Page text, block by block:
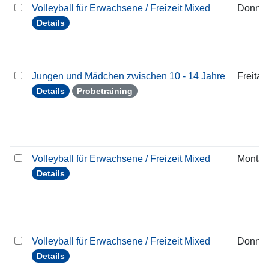
Volleyball für Erwachsene / Freizeit Mixed
Details
Jungen und Mädchen zwischen 10 - 14 Jahre
Details Probetraining
Freitag
Volleyball für Erwachsene / Freizeit Mixed
Details
Montag
Volleyball für Erwachsene / Freizeit Mixed
Details